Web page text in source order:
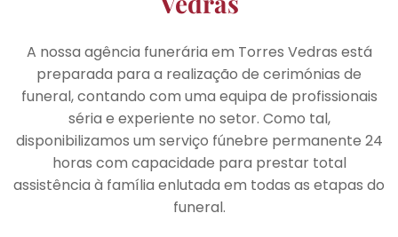
A nossa agência funerária em Torres Vedras está
preparada para a realização de cerimónias de
funeral, contando com uma equipa de profissionais
séria e experiente no setor. Como tal,
disponibilizamos um serviço fúnebre permanente 24
horas com capacidade para prestar total
assistência à família enlutada em todas as etapas do
funeral.